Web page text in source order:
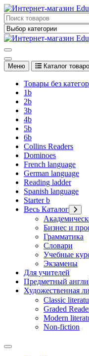
Перейти
к
содержимому
Edupress Uzbekistan,
английском языке
английском языке
Меню Каталог
Товары без
1b
2b
3b
4b
5b
6b
Collins Readers
Dominoes
French language
German language
Reading ladder
Spanish language
Starter b
Весь Каталог
Бизнес и
Грамматика
Словари
Учебные
Экзамены
Для учителей
Предметный
Художественная
Classic
Graded
Modern
Non-fiction